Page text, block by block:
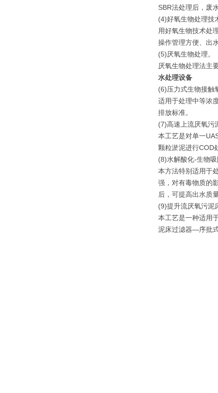
SBR法处理后，废
(4)好氧生物处理技
用好氧生物技术处
操作管理方便、出
(5)厌氧生物处理。
厌氧生物处理法主
水处理设备
(6)压力式生物接触
适用于处理中等浓
排放标准。
(7)高速上流厌氧污
本工艺是对单一
颗粒淤泥进行COD
(8)水解酸化-生物
本方法特别适用于
强，对有毒物质的
后，可提高出水质
(9)提升流厌氧污泥
本工艺是一种适用
泥床过滤器—序批